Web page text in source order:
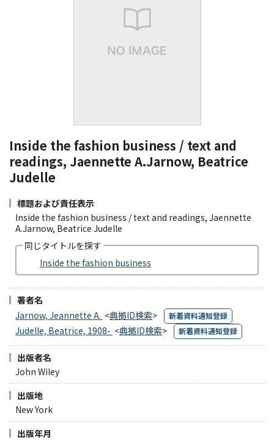
Inside the fashion business / text and
readings, Jaennette A.Jarnow, Beatrice
Judelle
標題および責任表示
Inside the fashion business / text and readings, Jaennette
A.Jarnow, Beatrice Judelle
同じタイトルを探す
Inside the fashion business
著者名
Jarnow, Jeannette A. <典拠ID検索> 新着資料通知登録
Judelle, Beatrice, 1908- <典拠ID検索> 新着資料通知登録
出版者名
John Wiley
出版地
New York
出版年月